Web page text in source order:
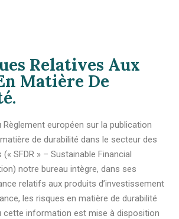
Relatives Aux
Matière De
européen sur la publication
de durabilité dans le secteur des
SFDR » – Sustainable Financial
notre bureau intègre, dans ses
relatifs aux produits d’investissement
les risques en matière de durabilité
cette information est mise à disposition